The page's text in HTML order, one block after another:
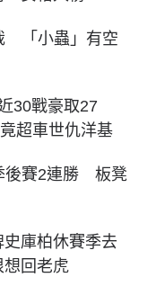
「小蟲」有空
30戰豪取27
超車世仇洋基
後賽2連勝 板凳
庫柏休賽季去
回老虎